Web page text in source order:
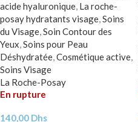
acide hyaluronique, La roche-
posay hydratants visage,Soins
du Visage,Soin Contour des
Yeux,Soins pour Peau
Déshydratée,Cosmétique active,
Soins Visage
La Roche-Posay
En rupture
140,00 Dhs